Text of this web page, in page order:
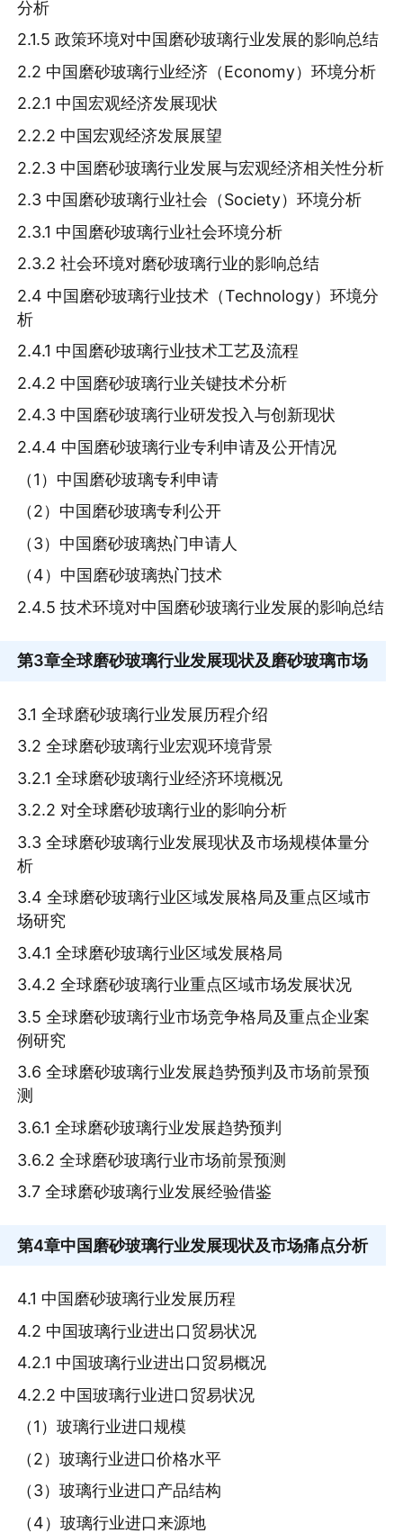
分析
2.1.5 政策环境对中国磨砂玻璃行业发展的影响总结
2.2 中国磨砂玻璃行业经济（Economy）环境分析
2.2.1 中国宏观经济发展现状
2.2.2 中国宏观经济发展展望
2.2.3 中国磨砂玻璃行业发展与宏观经济相关性分析
2.3 中国磨砂玻璃行业社会（Society）环境分析
2.3.1 中国磨砂玻璃行业社会环境分析
2.3.2 社会环境对磨砂玻璃行业的影响总结
2.4 中国磨砂玻璃行业技术（Technology）环境分
析
2.4.1 中国磨砂玻璃行业技术工艺及流程
2.4.2 中国磨砂玻璃行业关键技术分析
2.4.3 中国磨砂玻璃行业研发投入与创新现状
2.4.4 中国磨砂玻璃行业专利申请及公开情况
（1）中国磨砂玻璃专利申请
（2）中国磨砂玻璃专利公开
（3）中国磨砂玻璃热门申请人
（4）中国磨砂玻璃热门技术
2.4.5 技术环境对中国磨砂玻璃行业发展的影响总结
第3章全球磨砂玻璃行业发展现状及磨砂玻璃市场
3.1 全球磨砂玻璃行业发展历程介绍
3.2 全球磨砂玻璃行业宏观环境背景
3.2.1 全球磨砂玻璃行业经济环境概况
3.2.2 对全球磨砂玻璃行业的影响分析
3.3 全球磨砂玻璃行业发展现状及市场规模体量分
析
3.4 全球磨砂玻璃行业区域发展格局及重点区域市
场研究
3.4.1 全球磨砂玻璃行业区域发展格局
3.4.2 全球磨砂玻璃行业重点区域市场发展状况
3.5 全球磨砂玻璃行业市场竞争格局及重点企业案
例研究
3.6 全球磨砂玻璃行业发展趋势预判及市场前景预
测
3.6.1 全球磨砂玻璃行业发展趋势预判
3.6.2 全球磨砂玻璃行业市场前景预测
3.7 全球磨砂玻璃行业发展经验借鉴
第4章中国磨砂玻璃行业发展现状及市场痛点分析
4.1 中国磨砂玻璃行业发展历程
4.2 中国玻璃行业进出口贸易状况
4.2.1 中国玻璃行业进出口贸易概况
4.2.2 中国玻璃行业进口贸易状况
（1）玻璃行业进口规模
（2）玻璃行业进口价格水平
（3）玻璃行业进口产品结构
（4）玻璃行业进口来源地